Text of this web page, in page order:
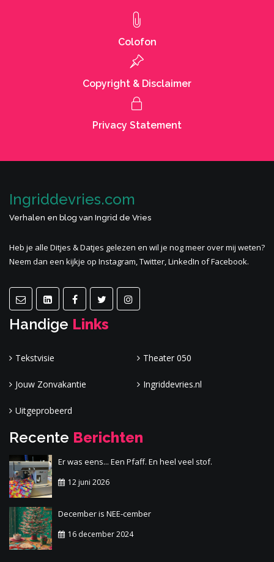
Colofon
Copyright & Disclaimer
Privacy Statement
Ingriddevries.com
Verhalen en blog van Ingrid de Vries
Heb je alle Ditjes & Datjes gelezen en wil je nog meerover mij weten?
Neem dan een kijkje op Instagram, Twitter, LinkedIn of Facebook.
Handige Links
Tekstvisie Theater 050
Jouw Zonvakantie Ingriddevries.nl
Uitgeprobeerd
Recente Berichten
Er was eens... Een Pfaff. En heel veel stof.
12 juni 2026
December is NEE-cember
16 december 2024